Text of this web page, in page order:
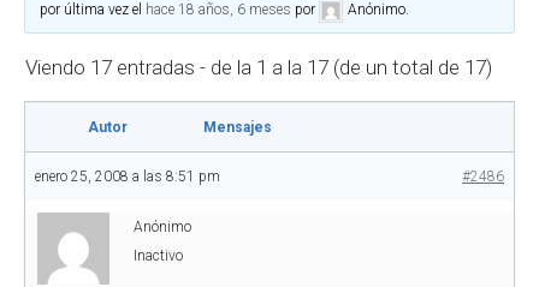
por última vez el hace 18 años, 6 meses por Anónimo.
Viendo 17 entradas - de la 1 a la 17 (de un total de 17)
Autor Mensajes
enero 25, 2008 a las 8:51 pm #2486
Anónimo
Inactivo